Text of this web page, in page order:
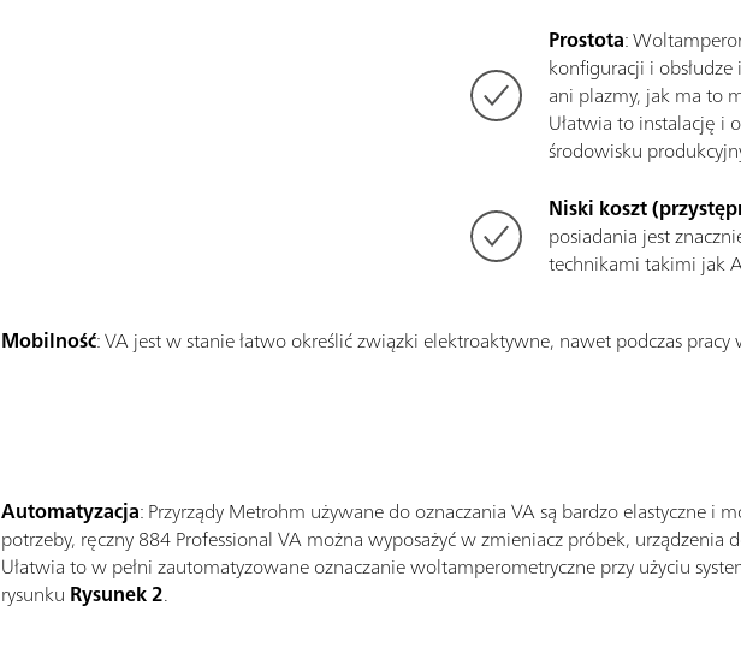
Prostota:
konfiguracji i
ani plazmy, jak ma to
Ułatwia to instalację i
środowisku
Niski koszt
posiadania jest
technikami takimi jak
Mobilność: VA jest w stanie łatwo określić związki elektroaktywne, nawet podczas
Automatyzacja: Przyrządy Metrohm używane do oznaczania VA są bardzo elastyczne i
potrzeby, ręczny 884 Professional VA można wyposażyć w zmieniacz próbek, urządzenia
Ułatwia to w pełni zautomatyzowane oznaczanie woltamperometryczne przy użyciu
rysunku Rysunek 2.